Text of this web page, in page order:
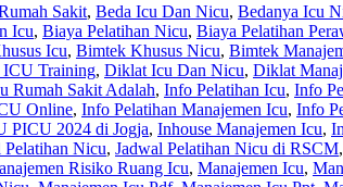
Sakit, Beda Icu Dan Nicu, Bedanya Icu
Icu, Biaya Pelatihan Nicu, Biaya Pelatihan
Icu, Bimtek Khusus Nicu, Bimtek
ICU Training, Diklat Icu Dan Nicu, Diklat
Rumah Sakit Adalah, Info Pelatihan Icu, Info
Online, Info Pelatihan Manajemen Icu, Info
PICU 2024 di Jogja, Inhouse Manajemen Icu,
Pelatihan Nicu, Jadwal Pelatihan Nicu di RSCM,
Risiko Ruang Icu, Manajemen Icu,